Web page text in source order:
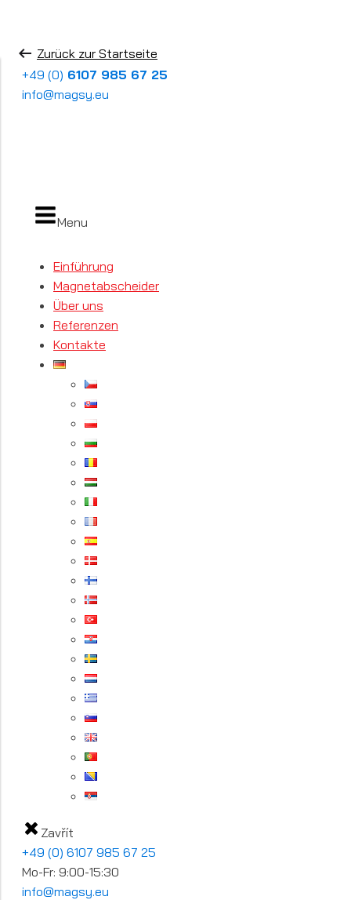
+49 (0) 6107 985 67 25
info@magsy.eu
Menu
Einführung
Magnetabscheider
Über uns
Referenzen
Kontakte
Zavřít
+49 (0) 6107 985 67 25
Mo-Fr: 9:00-15:30
info@magsy.eu
Zurück zur Startseite